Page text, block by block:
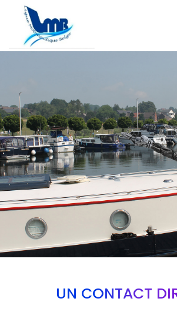
UN CONTACT